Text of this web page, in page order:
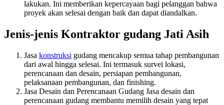
lakukan. Ini memberikan kepercayaan bagi pelanggan bahwa
proyek akan selesai dengan baik dan dapat diandalkan.
Jenis-jenis Kontraktor gudang Jati Asih
Jasa konstruksi gudang mencakup semua tahap pembangunan
dari awal hingga selesai. Ini termasuk survei lokasi,
perencanaan dan desain, persiapan pembangunan,
pelaksanaan pembangunan, dan finishing.
Jasa Desain dan Perencanaan Gudang Jasa desain dan
perencanaan gudang membantu memilih desain yang tepat